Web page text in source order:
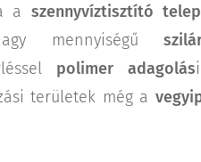
a szennyvíztisztító
mennyiségű
polimer adagolás
területek még a